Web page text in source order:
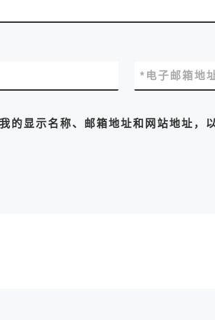
电子邮箱地
*
的显示名称、邮箱地址和网站地址，